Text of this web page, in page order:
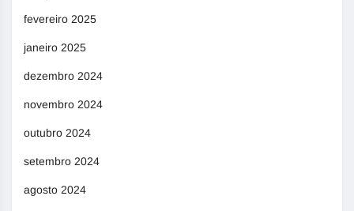
fevereiro 2025
janeiro 2025
dezembro 2024
novembro 2024
outubro 2024
setembro 2024
agosto 2024